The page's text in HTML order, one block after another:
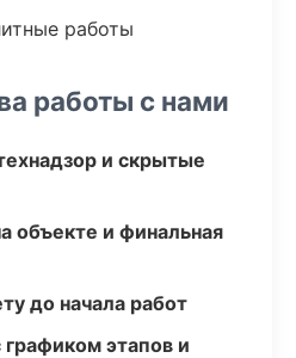
работы
работы с нами
и скрытые
объекте и финальная
до начала работ
этапов и